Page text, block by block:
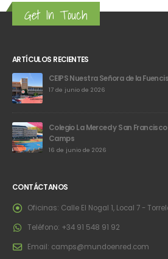
Get In Touch
ARTÍCULOS RECIENTES
CEIPS Nuestra Señora de la
17 de junio de 2026
Colegio La Merced y San
Camps
16 de junio de 2026
CONTÁCTANOS
Oficinas: Calle El Nogal 1, Local 7 -
Teléfono: +34 91 548 91 92
Email: camps@mundoenred.com